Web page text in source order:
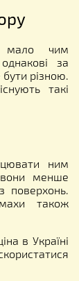
мало чим
за
різною.
такі
ним
менше
поверхонь.
також
в Україні